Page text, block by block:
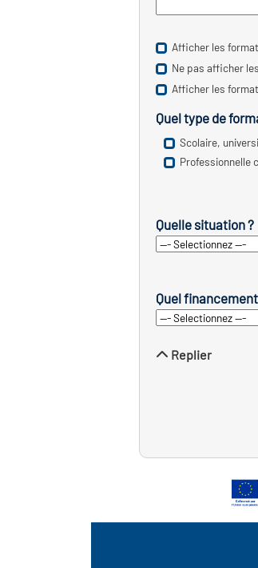
Afficher les
Ne pas afficher
Afficher les
Quel type de
Scolaire,
Professionnelle
Quelle situation ?
Quel
Replier